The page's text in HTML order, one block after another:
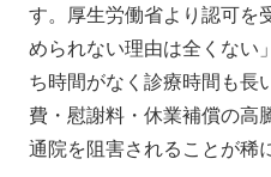
す。厚生労働省より認可を
められない理由は全くない
ち時間がなく診療時間も長
費・慰謝料・休業補償の高
通院を阻害されることが稀